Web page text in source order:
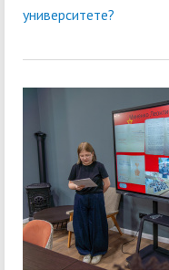
университете?